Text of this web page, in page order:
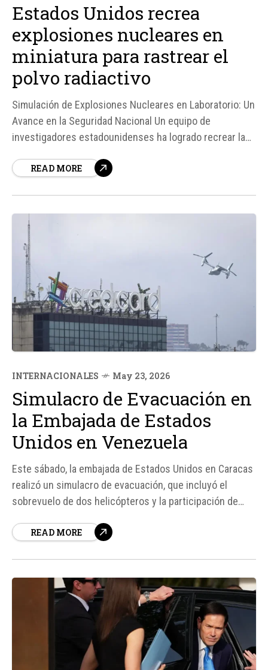
Estados Unidos recrea
explosiones nucleares en
miniatura para rastrear el
polvo radiactivo
Simulación de Explosiones Nucleares en Laboratorio: Un
Avance en la Seguridad Nacional Un equipo de
investigadores estadounidenses ha logrado recrear las
de laboratorio, lo que permite estudiar el
READ MORE
INTERNACIONALES May 23, 2026
Simulacro de Evacuación en
la Embajada de Estados
Unidos en Venezuela
Este sábado, la embajada de Estados Unidos en Caracas
realizó un simulacro de evacuación, que incluyó el
sobrevuelo de dos helicópteros y la participación de
oficiales, el simulacro se llevó a cabo "ante eventuales
READ MORE